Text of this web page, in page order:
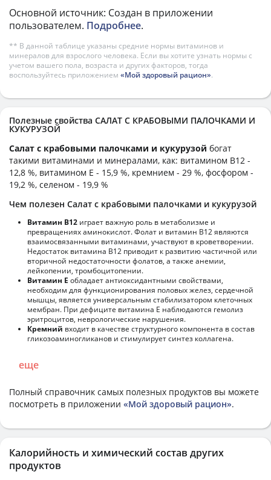
Основной источник: Создан в приложении
пользователем. Подробнее.
** В данной таблице указаны средние нормы витаминов и
минералов для взрослого человека. Если вы хотите узнать нормы с
учетом вашего пола, возраста и других факторов, тогда
воспользуйтесь приложением «Мой здоровый рацион».
Полезные свойства САЛАТ С КРАБОВЫМИ ПАЛОЧКАМИ И
КУКУРУЗОЙ
Салат с крабовыми палочками и кукурузой богат
такими витаминами и минералами, как: витамином B12 -
12,8 %, витамином E - 15,9 %, кремнием - 29 %, фосфором -
19,2 %, селеном - 19,9 %
Чем полезен Салат с крабовыми палочками и кукурузой
Витамин В12 играет важную роль в метаболизме и
превращениях аминокислот. Фолат и витамин В12 являются
взаимосвязанными витаминами, участвуют в кроветворении.
Недостаток витамина В12 приводит к развитию частичной или
вторичной недостаточности фолатов, а также анемии,
лейкопении, тромбоцитопении.
Витамин Е обладает антиоксидантными свойствами,
необходим для функционирования половых желез, сердечной
мышцы, является универсальным стабилизатором клеточных
мембран. При дефиците витамина Е наблюдаются гемолиз
эритроцитов, неврологические нарушения.
Кремний входит в качестве структурного компонента в состав
гликозоаминогликанов и стимулирует синтез коллагена.
еще
Полный справочник самых полезных продуктов вы можете
посмотреть в приложении «Мой здоровый рацион».
Калорийность и химический состав других
продуктов